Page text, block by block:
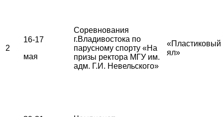
2
16-17
мая
Соревнования
г.Владивостока по
парусному спорту «На
призы ректора МГУ им.
адм. Г.И. Невельского»
«Пластиковый
ял»